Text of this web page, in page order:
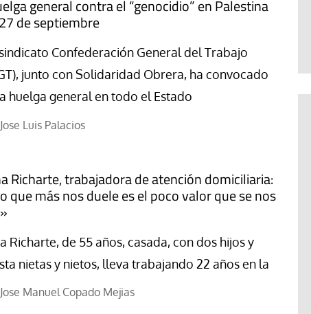
general contra el “genocidio” en Palestina
de septiembre
Confederación General del Trabajo
junto con Solidaridad Obrera, ha convocado
huelga general en todo el Estado
Jose Luis Palacios
Richarte, trabajadora de atención domiciliaria:
que más nos duele es el poco valor que se nos
Richarte, de 55 años, casada, con dos hijos y
nietas y nietos, lleva trabajando 22 años en la
Jose Manuel Copado Mejias
Jorge Hernández